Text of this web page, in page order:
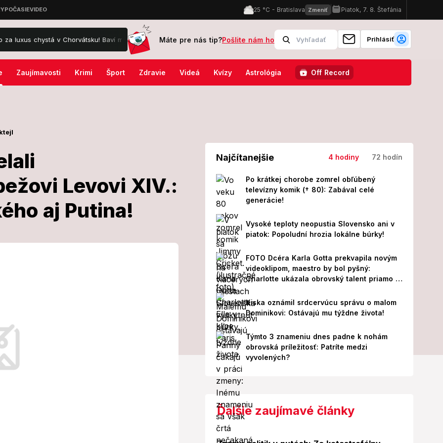
v Chorvátsku! Baví ma to, hovorí... Zúfalé pátranie v Štúrove: Robert sa išiel okúpať do Dunaja, z vody viac nevyšiel!
Máte pre nás tip?Pošlite nám ho Prihlásiť
Zaujímavosti Krimi Šport Zdravie Videá Kvízy Astrológia Off Record
Levovi XIV.:
aj Putina!
pápežovi
Najčítanejšie 4 hodiny 72 hodín
Po krátkej chorobe zomrel obľúbený
televízny komik († 80): Zabával celé
generácie!
Vysoké teploty neopustia Slovensko ani v
piatok: Popoludní hrozia lokálne búrky!
FOTO Dcéra Karla Gotta prekvapila novým
videoklipom, maestro by bol pyšný:
Charlotte ukázala obrovský talent priamo v
Paríži!
Kiska oznámil srdcervúcu správu o malom
Dominikovi: Ostávajú mu týždne života!
Týmto 3 znameniu dnes padne k nohám
obrovská príležitosť: Patríte medzi
vyvolených?
Ďalšie zaujímavé články